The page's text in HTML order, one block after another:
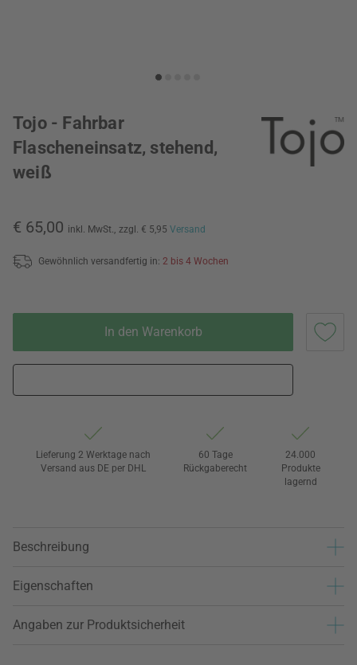
Tojo - Fahrbar
Flascheneinsatz, stehend,
weiß
€ 65,00 inkl. MwSt., zzgl. € 5,95 Versand
Gewöhnlich versandfertig in: 2 bis 4 Wochen
In den Warenkorb
Lieferung 2 Werktage nach
Versand aus DE per DHL
60 Tage
Rückgaberecht
24.000
Produkte
lagernd
Beschreibung
Eigenschaften
Angaben zur Produktsicherheit